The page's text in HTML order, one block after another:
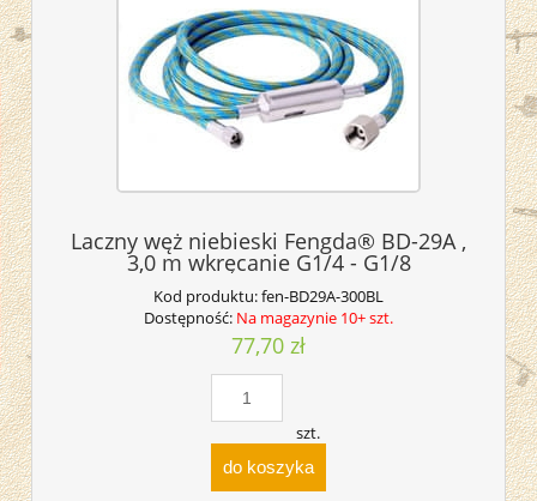
Laczny węż niebieski Fengda® BD-29A ,
3,0 m wkręcanie G1/4 - G1/8
Kod produktu:fen-BD29A-300BL
Dostępność: Na magazynie 10+ szt.
77,70 zł
szt.
do koszyka